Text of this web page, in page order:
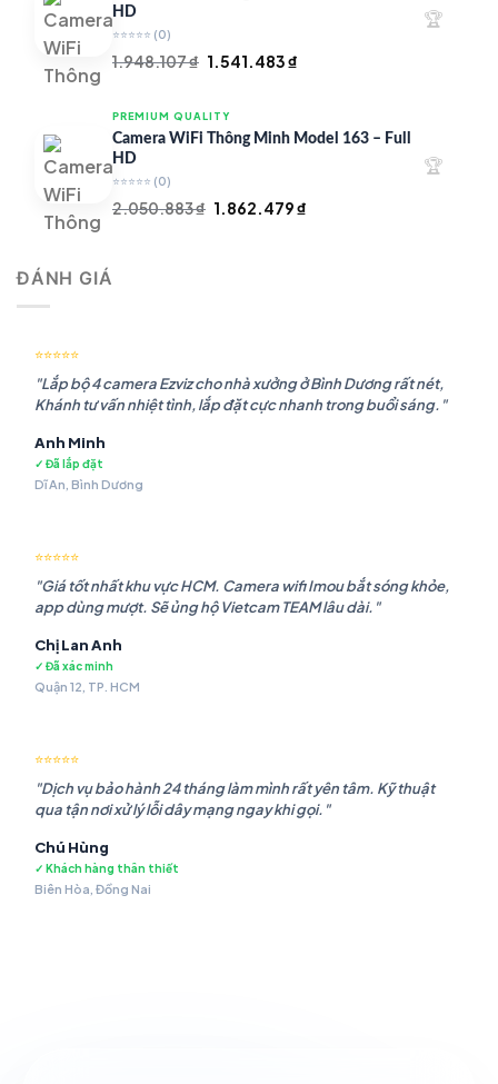
HD
⭐⭐⭐⭐⭐ (0)
1.948.107₫ Giá
là:
1.948.107 ₫.
1.541.483₫
là:
🏆
PREMIUM QUALITY
Camera WiFi Thông Minh Model 163 – Full
HD
⭐⭐⭐⭐⭐ (0)
2.050.883₫ Giá
1.862.479₫
🏆
ĐÁNH GIÁ
⭐⭐⭐⭐⭐
"Lắp bộ 4 camera Ezviz cho nhà xưởng ở Bình Dương rất nét,
Khánh tư vấn nhiệt tình, lắp đặt cực nhanh trong buổi sáng."
Anh Minh
✓ Đã lắp đặt
Dĩ An, Bình Dương
⭐⭐⭐⭐⭐
"Giá tốt nhất khu vực HCM. Camera wifi Imou bắt sóng khỏe,
app dùng mượt. Sẽ ủng hộ Vietcam TEAM lâu dài."
Chị Lan Anh
✓ Đã xác minh
Quận 12, TP. HCM
⭐⭐⭐⭐⭐
"Dịch vụ bảo hành 24 tháng làm mình rất yên tâm. Kỹ thuật
qua tận nơi xử lý lỗi dây mạng ngay khi gọi."
Chú Hùng
✓ Khách hàng thân thiết
Biên Hòa, Đồng Nai